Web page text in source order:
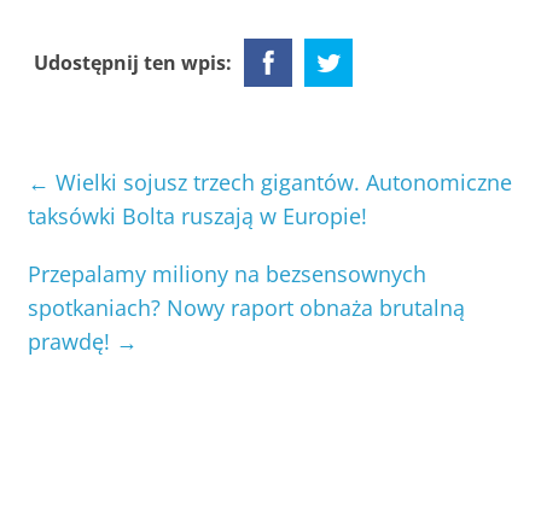
Udostępnij ten wpis:
← Wielki sojusz trzech gigantów. Autonomiczne
taksówki Bolta ruszają w Europie!
Przepalamy miliony na bezsensownych
spotkaniach? Nowy raport obnaża brutalną
prawdę! →